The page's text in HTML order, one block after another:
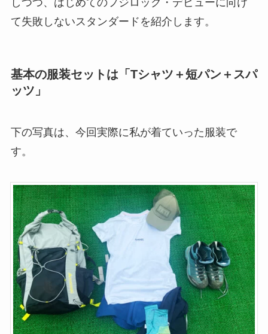
しつつ、はじめてのフジロック・デビューに向け
て失敗しないスタンダードを紹介します。
基本の服装セットは「Tシャツ＋短パン＋スパ
ッツ」
下の写真は、今回実際に私が着ていった服装で
す。